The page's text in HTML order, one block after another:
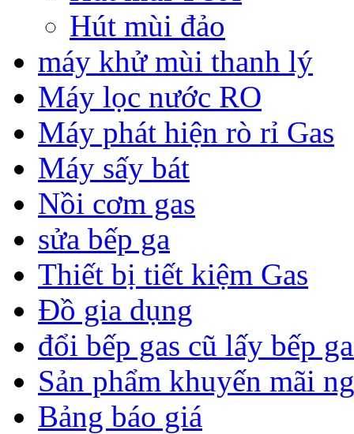
Hút mùi đảo
máy khử mùi thanh lý
Máy lọc nước RO
Máy phát hiện rò rỉ Gas
Máy sấy bát
Nồi cơm gas
sửa bếp ga
Thiết bị tiết kiệm Gas
Đồ gia dụng
đổi bếp gas cũ lấy bếp
Sản phẩm khuyến mãi
Bảng báo giá